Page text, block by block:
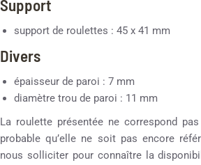
Support
support de roulettes : 45 x 41 mm
Divers
épaisseur de paroi : 7 mm
diamètre trou de paroi : 11 mm
La roulette présentée ne correspond
probable qu’elle ne soit pas encore
nous solliciter pour connaître la